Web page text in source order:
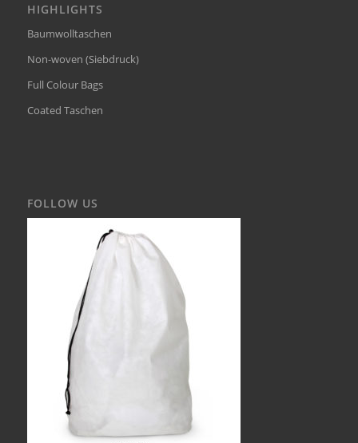
HIGHLIGHTS
Baumwolltaschen
Non-woven (Siebdruck)
Full Colour Bags
Coated Taschen
FOLLOW US